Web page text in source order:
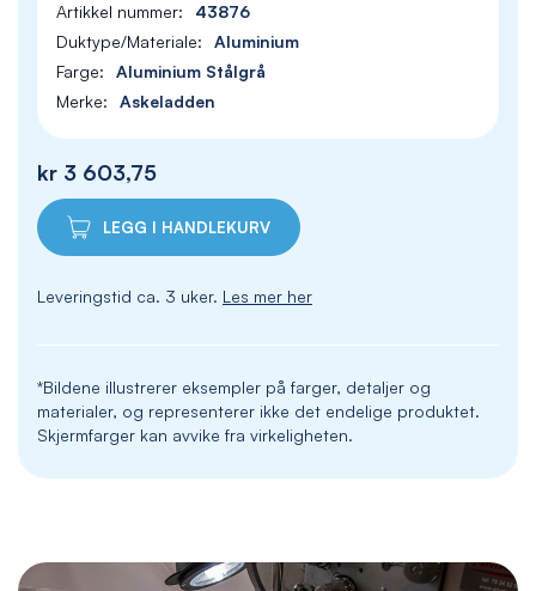
43876
Aluminium
Aluminium Stålgrå
Askeladden
kr 3 603,75
LEGG I HANDLEKURV
Leveringstid ca. 3 uker. Les mer her
*Bildene illustrerer eksempler på farger, detaljer og
materialer, og representerer ikke det endelige produktet.
Skjermfarger kan avvike fra virkeligheten.